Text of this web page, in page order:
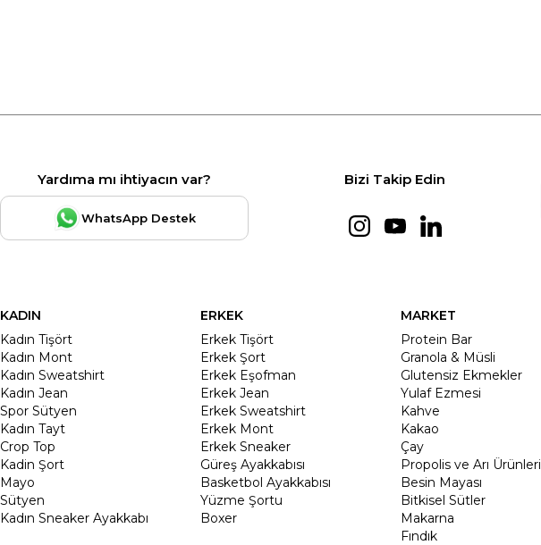
Yardıma mı ihtiyacın var?
WhatsApp Destek
Bizi Takip Edin
KADIN
Kadın Tişört
Kadın Mont
Kadın Sweatshirt
Kadın Jean
Spor Sütyen
Kadın Tayt
Crop Top
Kadin Şort
Mayo
Sütyen
Kadın Sneaker Ayakkabı
ERKEK
Erkek Tişört
Erkek Şort
Erkek Eşofman
Erkek Jean
Erkek Sweatshirt
Erkek Mont
Erkek Sneaker
Güreş Ayakkabısı
Basketbol Ayakkabısı
Yüzme Şortu
Boxer
MARKET
Protein Bar
Granola & Müsli
Glutensiz Ekmekler
Yulaf Ezmesi
Kahve
Kakao
Çay
Propolis ve Arı Ürünleri
Besin Mayası
Bitkisel Sütler
Makarna
Fındık